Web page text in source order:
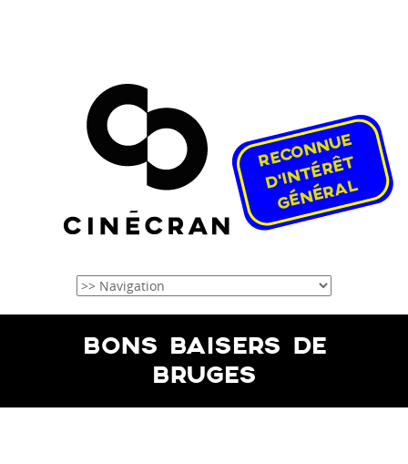
BONS BAISERS DE
BRUGES